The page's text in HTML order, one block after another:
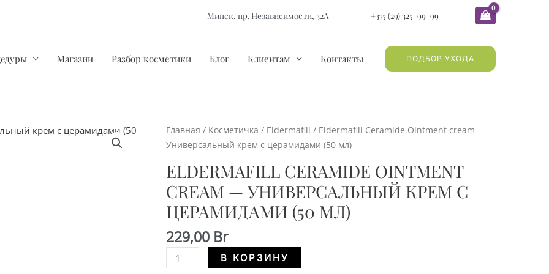
Минск, пр. Независимости, 32А +375 (29) 325-99-99
Магазин Разбор косметики Блог Клиентам Контакты ПОДБОР УХОДА
Главная / Косметичка / Eldermafill / Eldermafill Ceramide Ointment cream —
Универсальный крем с церамидами (50 мл)
ELDERMAFILL CERAMIDE OINTMENT
CREAM — УНИВЕРСАЛЬНЫЙ КРЕМ С
ЦЕРАМИДАМИ (50 МЛ)
229,00 Br
Количество
Eldermafill
В КОРЗИНУ